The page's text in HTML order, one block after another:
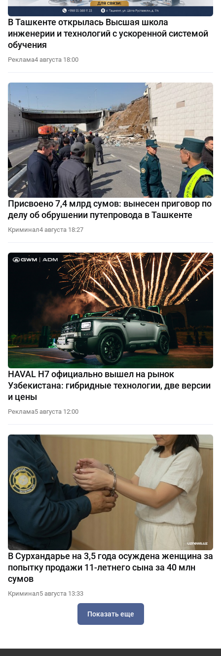
В Ташкенте открылась Высшая школа
инженерии и технологий с ускоренной системой
обучения
Реклама4 августа 18:00
Присвоено 7,4 млрд сумов: вынесен приговор по
делу об обрушении путепровода в Ташкенте
Криминал4 августа 18:27
HAVAL H7 официально вышел на рынок
Узбекистана: гибридные технологии, две версии
и цены
Реклама5 августа 12:00
В Сурхандарье на 3,5 года осуждена женщина за
попытку продажи 11-летнего сына за 40 млн
сумов
Криминал5 августа 13:33
Показать еще